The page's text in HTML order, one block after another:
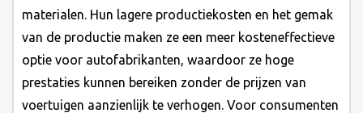
materialen. Hun lagere productiekosten en het gemak
van de productie maken ze een meer kosteneffectieve
optie voor autofabrikanten, waardoor ze hoge
prestaties kunnen bereiken zonder de prijzen van
voertuigen aanzienlijk te verhogen. Voor consumenten